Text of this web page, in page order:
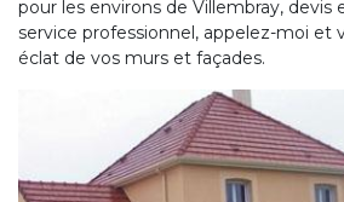
pour les environs de Villembray, devis
service professionnel, appelez-moi et
éclat de vos murs et façades.